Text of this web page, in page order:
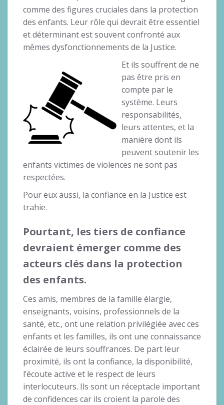
comme des figures cruciales dans la protection
des enfants. Leur rôle qui devrait être essentiel
et déterminant est souvent confronté aux
mêmes dysfonctionnements de la Justice.
Et ils souffrent de ne
pas être pris en
compte par le
système. Leurs
responsabilités,
leurs attentes, et la
manière dont ils
peuvent soutenir les
enfants victimes de violences ne sont pas
respectées.
Pour eux aussi, la confiance en la Justice est
trahie.
Pourtant, les tiers de confiance
devraient émerger comme des
acteurs clés dans la protection
des enfants.
Ces amis, membres de la famille élargie,
enseignants, voisins, professionnels de la
santé, etc., ont une relation privilégiée avec ces
enfants et les familles, ils ont une connaissance
éclairée de leurs souffrances. De part leur
proximité, ils ont la confiance, la disponibilité,
l’écoute active et le respect de leurs
interlocuteurs. Ils sont un réceptacle important
de confidences car ils croient la parole des